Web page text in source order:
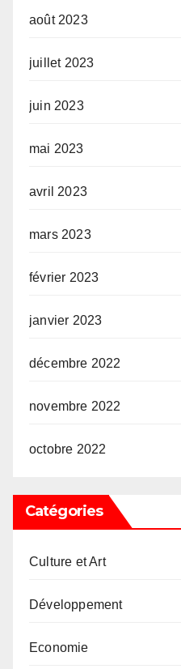
août 2023
juillet 2023
juin 2023
mai 2023
avril 2023
mars 2023
février 2023
janvier 2023
décembre 2022
novembre 2022
octobre 2022
Catégories
Culture et Art
Développement
Economie